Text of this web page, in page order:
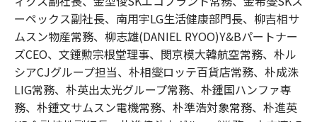
ーペックス副社長、南用宇LG生活健康部門長、柳吉相サ
ムスン物産常務、柳志雄(DANIEL RYOO)Y&Bパートナー
ズCEO、文鍾勲宗根堂理事、閔京模大韓航空常務、朴ル
シアCJグループ担当、朴相燮ロッテ百貨店常務、朴成洙
LIG常務、朴英出太光グループ常務、朴鍾国ハンファ専
務、朴鍾文サムスン電機常務、朴準浩対象常務、朴進英